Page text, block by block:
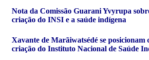
Nota da Comissão Guarani Yvyrupa
criação do INSI e a saúde indígena
Xavante de Marãiwatsédé se posicionam
criação do Instituto Nacional de Saúde